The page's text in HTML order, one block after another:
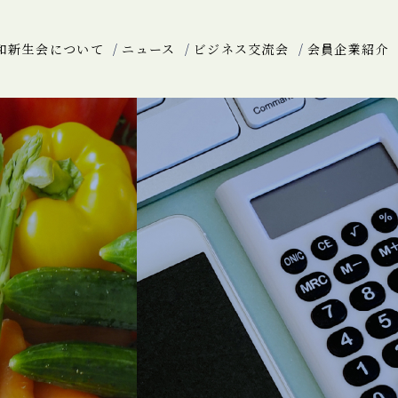
新生会について ニュース ビジネス交流会 会員企業紹介